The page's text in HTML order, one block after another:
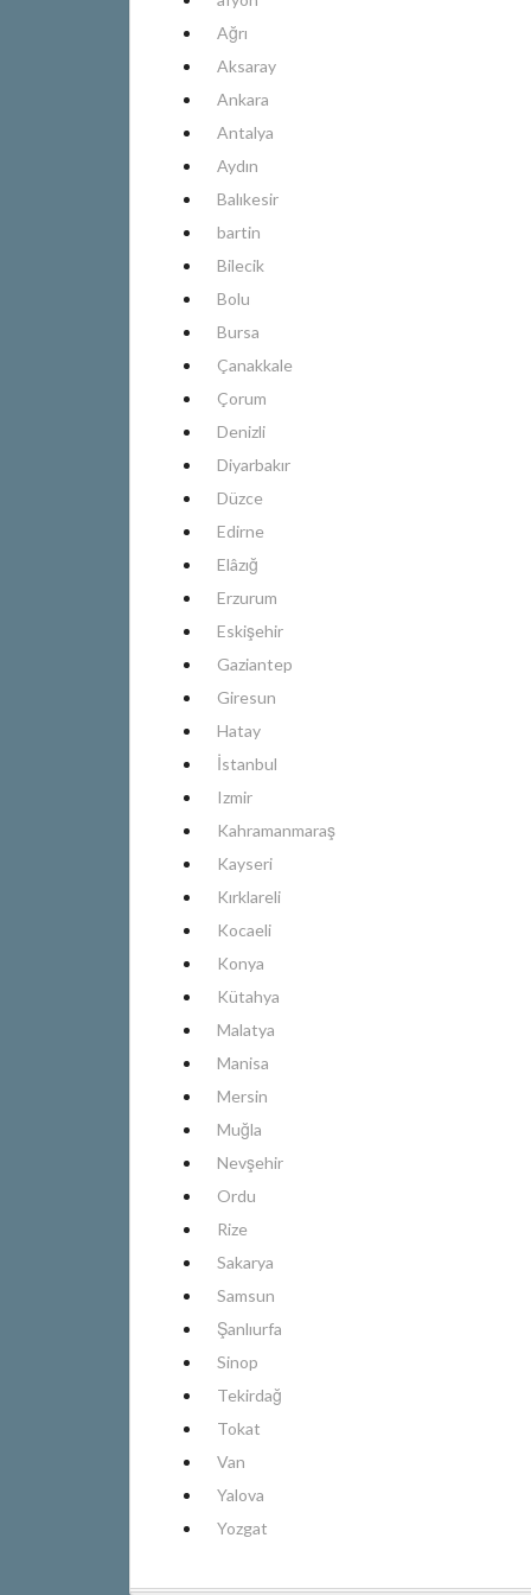
Ağrı
Aksaray
Ankara
Antalya
Aydın
Balıkesir
bartin
Bilecik
Bolu
Bursa
Çanakkale
Çorum
Denizli
Diyarbakır
Düzce
Edirne
Elâzığ
Erzurum
Eskişehir
Gaziantep
Giresun
Hatay
İstanbul
Izmir
Kahramanmaraş
Kayseri
Kırklareli
Kocaeli
Konya
Kütahya
Malatya
Manisa
Mersin
Muğla
Nevşehir
Ordu
Rize
Sakarya
Samsun
Şanlıurfa
Sinop
Tekirdağ
Tokat
Van
Yalova
Yozgat